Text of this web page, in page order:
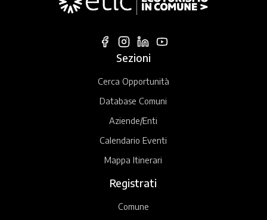
Sezioni
Cerca Opportunità
Database Comuni
Aziende/Enti
Calendario Eventi
Mappa Itinerari
Registrati
Comune